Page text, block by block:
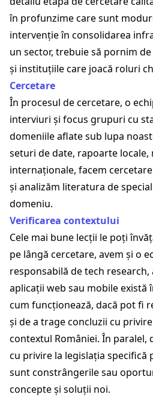
în profunzime care sunt
intervenție în consolidarea
un sector, trebuie să pornim
și instituțiile care joacă roluri
Cercetare
În procesul de cercetare, o
interviuri și focus grupuri cu
domeniile aflate sub lupa
seturi de date, rapoarte locale,
internaționale, facem
și analizăm literatura de
domeniu.
Verificarea contextului
Cele mai bune lecții le poți
pe lângă cercetare, avem și o
responsabilă de tech research,
aplicații web sau mobile există
cum funcționează, dacă pot fi
și de a trage concluzii cu
contextul României. În paralel,
cu privire la legislația specifică
sunt constrângerile sau
concepte și soluții noi.